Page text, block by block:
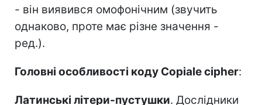
- він виявився омофонічним (звучить
однаково, проте має різне значення -
ред.).
Головні особливості коду Copiale cipher:
Латинські літери-пустушки. Дослідники